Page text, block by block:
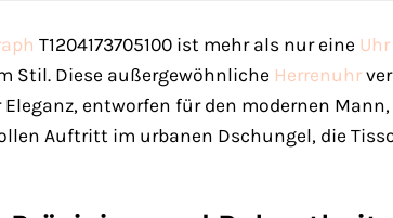
T1204173705100 ist mehr als nur eine Uhr
Stil. Diese außergewöhnliche Herrenuhr
entworfen für den modernen
Auftritt im urbanen Dschungel, die